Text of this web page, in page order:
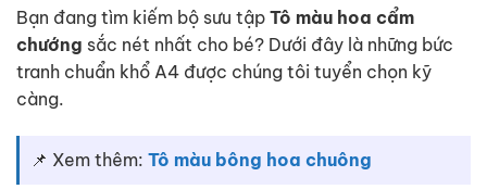
Bạn đang tìm kiếm bộ sưu tập Tô màu hoa cẩm
chướng sắc nét nhất cho bé? Dưới đây là những bức
tranh chuẩn khổ A4 được chúng tôi tuyển chọn kỹ
càng.
📌 Xem thêm: Tô màu bông hoa chuông